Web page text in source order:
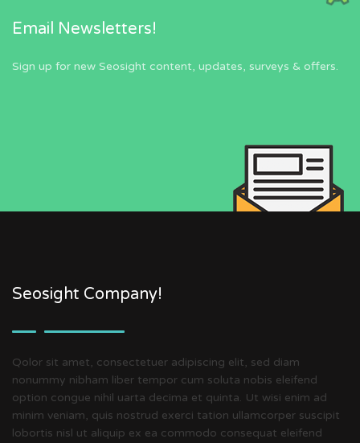
Email Newsletters!
Sign up for new Seosight content, updates, surveys & offers.
Seosight Company!
Qolor sit amet, consectetuer adipiscing elit, sed diam
nonummy nibham liber tempor cum soluta nobis eleifend
option congue nihil uarta decima et quinta. Ut wisi enim ad
minim veniam, quis nostrud exerci tation ullamcorper suscipit
lobortis nisl ut aliquip ex ea commodo consequat eleifend